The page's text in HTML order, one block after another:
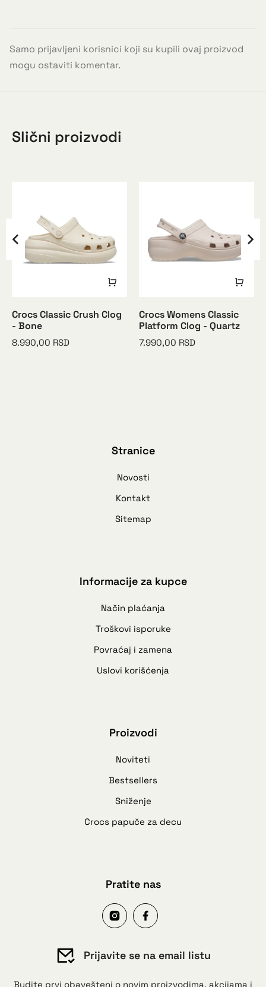
Samo prijavljeni korisnici koji su kupili ovaj proizvod
mogu ostaviti komentar.
Slični proizvodi
Crocs Classic Crush Clog
- Bone
8.990,00 RSD
Crocs Womens Classic
Platform Clog - Quartz
7.990,00 RSD
Stranice
Novosti
Kontakt
Sitemap
Informacije za kupce
Način plaćanja
Troškovi isporuke
Povraćaj i zamena
Uslovi korišćenja
Proizvodi
Noviteti
Bestsellers
Sniženje
Crocs papuče za decu
Pratite nas
Prijavite se na email listu
Budite prvi obavešteni o novim proizvodima, akcijama i